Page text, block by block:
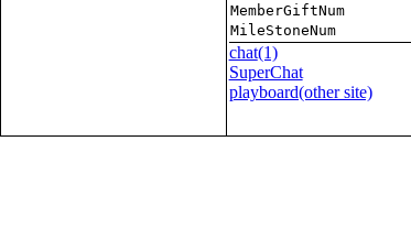
MemberGiftNum
MileStoneNum
chat(1)
SuperChat
playboard(other site)